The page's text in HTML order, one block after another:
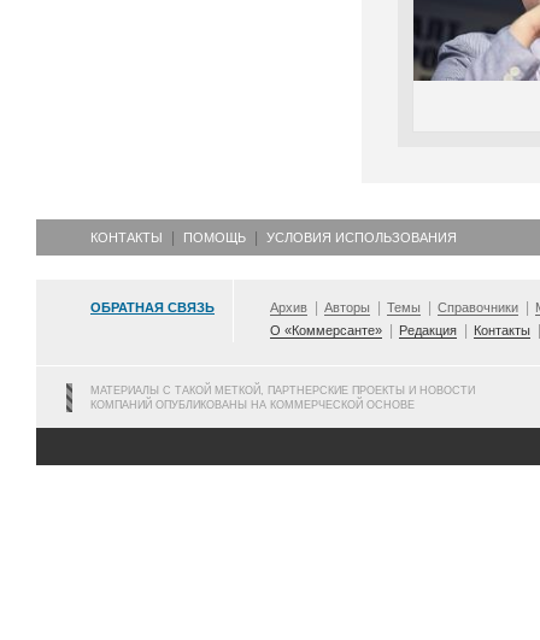
КОНТАКТЫ ПОМОЩЬ УСЛОВИЯ ИСПОЛЬЗОВАНИЯ
ОБРАТНАЯ СВЯЗЬ Архив Авторы Темы Справочники
О «Коммерсанте»
Редакция Контакты
МАТЕРИАЛЫ С ТАКОЙ МЕТКОЙ, ПАРТНЕРСКИЕ ПРОЕКТЫ И НОВОСТИ
КОМПАНИЙ ОПУБЛИКОВАНЫ НА КОММЕРЧЕСКОЙ ОСНОВЕ